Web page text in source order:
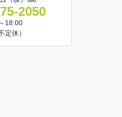
2050
18:00
定休）